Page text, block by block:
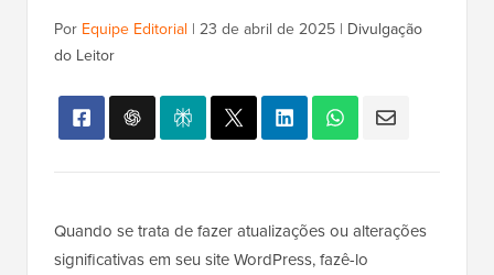
Por Equipe Editorial | 23 de abril de 2025 | Divulgação
do Leitor
Quando se trata de fazer atualizações ou alterações
significativas em seu site WordPress, fazê-lo